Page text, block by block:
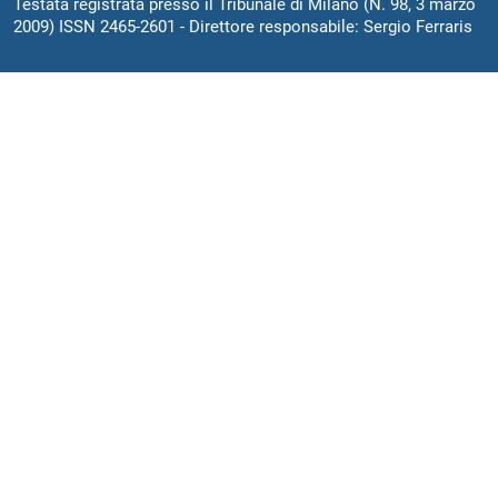
2009) ISSN 2465-2601 - Direttore responsabile: Sergio Ferraris